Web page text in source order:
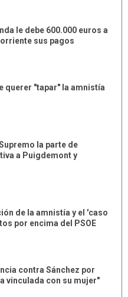
le debe 600.000 euros a
sus pagos
querer "tapar" la amnistía
la parte de
a Puigdemont y
de la amnistía y el 'caso
por encima del PSOE
contra Sánchez por
vinculada con su mujer"